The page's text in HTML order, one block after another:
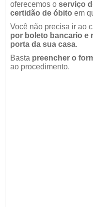
oferecemos o serviço
certidão de óbito em
Você não precisa ir ao
por boleto bancario e
porta da sua casa.
Basta preencher o
ao procedimento.